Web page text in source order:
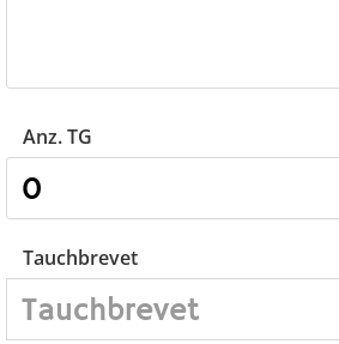
Anz. TG
Tauchbrevet